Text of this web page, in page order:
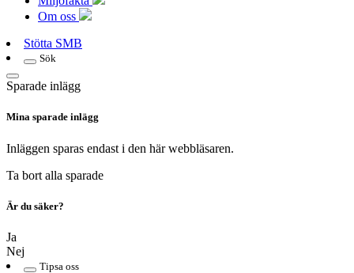
Om oss
Stötta SMB
Sök
Sparade inlägg
Mina sparade inlägg
Inläggen sparas endast i den här webbläsaren.
Ta bort alla sparade
Är du säker?
Ja
Nej
Tipsa oss